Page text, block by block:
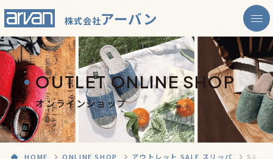
株式会社アーバン
OUTLET ONLINE SHOP
オンラインショップ
HOME ONLINE SHOP アウトレット SALE スリッパ SA